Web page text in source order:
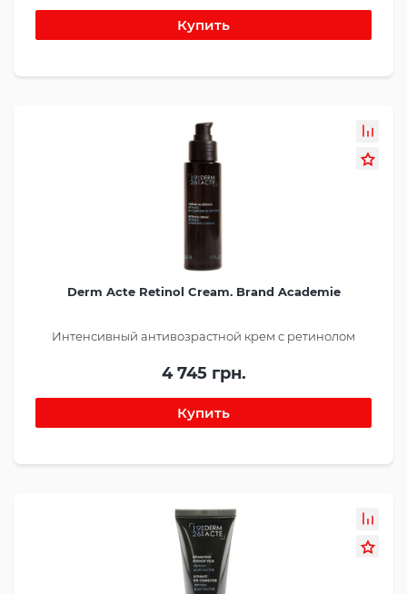
Derm Acte Retinol Cream. Brand Academie
Интенсивный антивозрастной крем с ретинолом
4 745 грн.